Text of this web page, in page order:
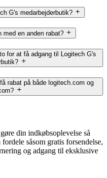
G's medarbejderbutik?
med en anden rabat?
for at få adgang til Logitech G's
rabat på både logitech.com og
din indkøbsoplevelse så
såsom gratis forsendelse,
og adgang til eksklusive